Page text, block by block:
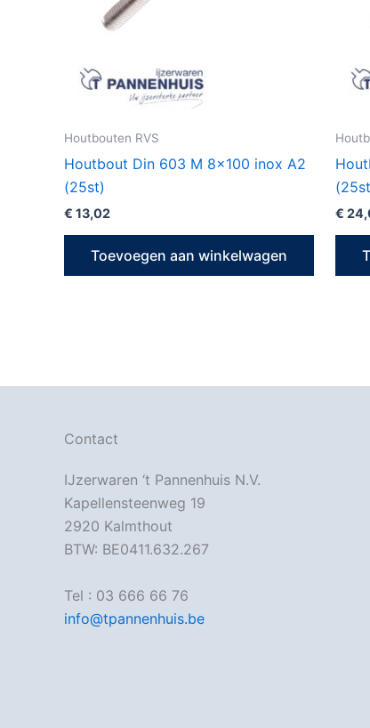
Houtbouten RVS
Houtbout Din 603 M 8×100 inox A2
(25st)
€ 13,02
Toevoegen aan winkelwagen
€
Contact
IJzerwaren ‘t Pannenhuis N.V.
Kapellensteenweg 19
2920 Kalmthout
BTW: BE0411.632.267
Tel : 03 666 66 76
info@tpannenhuis.be